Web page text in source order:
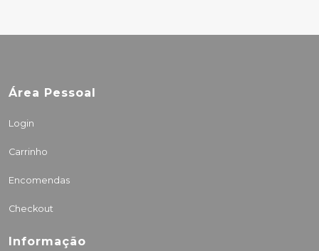
Área Pessoal
Login
Carrinho
Encomendas
Checkout
Informação